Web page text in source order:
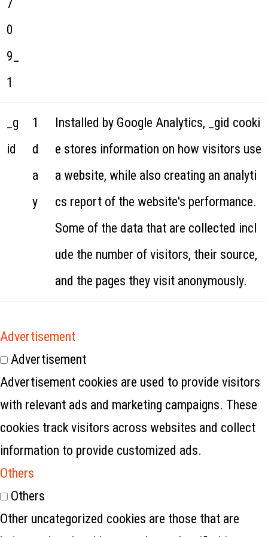
7
0
9_
1
_g
id
1
d
a
y
Installed by Google Analytics, _gid cooki
e stores information on how visitors use
a website, while also creating an analyti
cs report of the website's performance.
Some of the data that are collected incl
ude the number of visitors, their source,
and the pages they visit anonymously.
Advertisement
Advertisement
Advertisement cookies are used to provide visitors
with relevant ads and marketing campaigns. These
cookies track visitors across websites and collect
information to provide customized ads.
Others
Others
Other uncategorized cookies are those that are